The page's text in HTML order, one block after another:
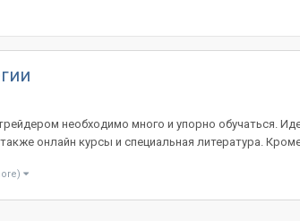
необходимо много и упорно обучаться.
онлайн курсы и специальная литература. Кроме